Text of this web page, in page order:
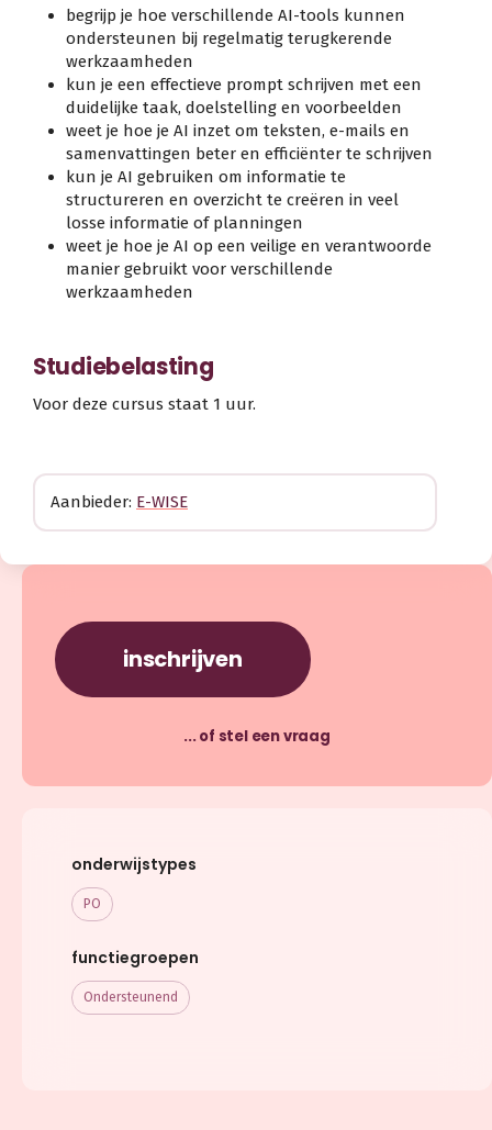
begrijp je hoe verschillende AI-tools kunnen
ondersteunen bij regelmatig terugkerende
werkzaamheden
kun je een effectieve prompt schrijven met een
duidelijke taak, doelstelling en voorbeelden
weet je hoe je AI inzet om teksten, e-mails en
samenvattingen beter en efficiënter te schrijven
kun je AI gebruiken om informatie te
structureren en overzicht te creëren in veel
losse informatie of planningen
weet je hoe je AI op een veilige en verantwoorde
manier gebruikt voor verschillende
werkzaamheden
Studiebelasting
Voor deze cursus staat 1 uur.
Aanbieder: E-WISE
inschrijven
... of stel een vraag
onderwijstypes
PO
functiegroepen
Ondersteunend